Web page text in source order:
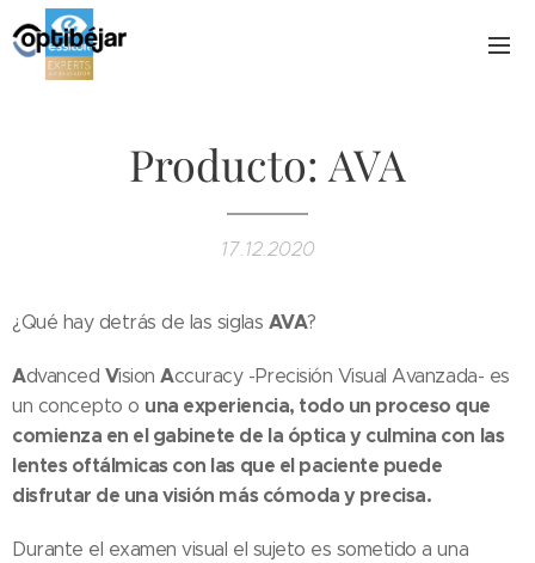
Producto: AVA
17.12.2020
¿Qué hay detrás de las siglas AVA?
Advanced VisionAccuracy -Precisión Visual Avanzada- es
un concepto o una experiencia, todo un proceso que
comienza en el gabinete de la óptica y culmina con las
lentes oftálmicas con las que el paciente puede
disfrutar de una visión más cómoda y precisa.
Durante el examen visual el sujeto es sometido a una